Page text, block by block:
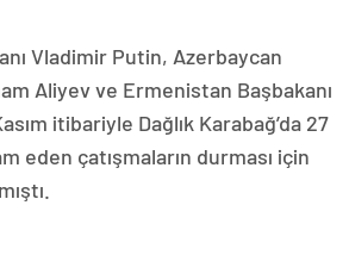
Vladimir Putin, Azerbaycan
Aliyev ve Ermenistan Başbakanı
itibariyle Dağlık Karabağ’da 27
eden çatışmaların durması için